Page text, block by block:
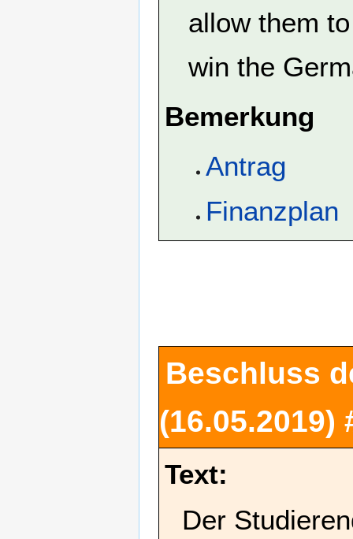
allow them
win the
Bemerkung
Antrag
Finanzplan
Beschluss
Text:
Der